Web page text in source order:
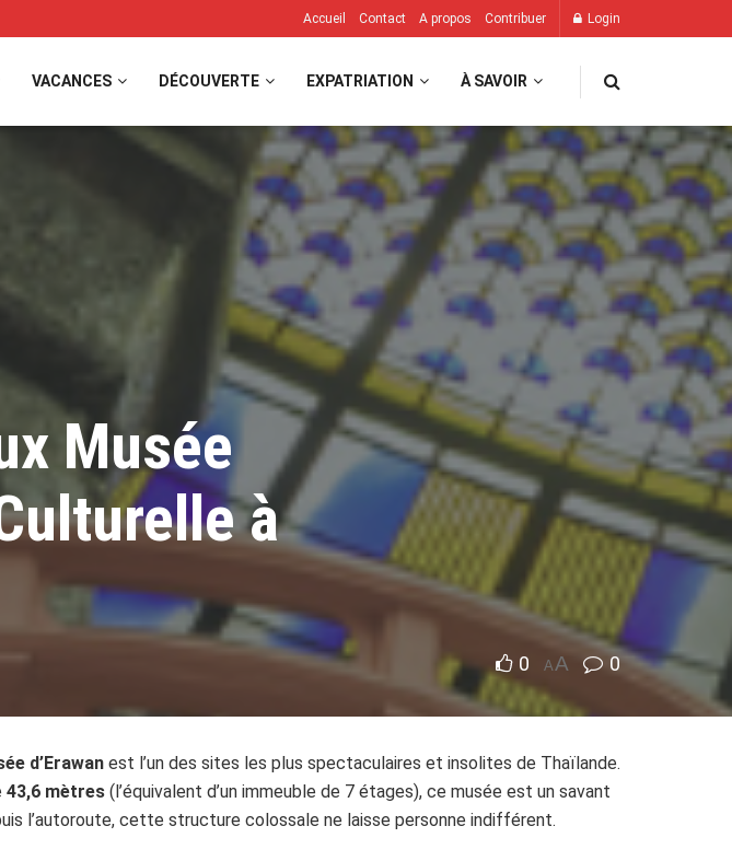
Accueil Contact A propos Contribuer Login
VACANCES DÉCOUVERTE EXPATRIATION À SAVOIR
Musée
à
0 AA 0
d’Erawan est l’un des sites les plus spectaculaires et insolites de Thaïlande.
43,6 mètres (l’équivalent d’un immeuble de 7 étages), ce musée est un savant
l’autoroute, cette structure colossale ne laisse personne indifférent.